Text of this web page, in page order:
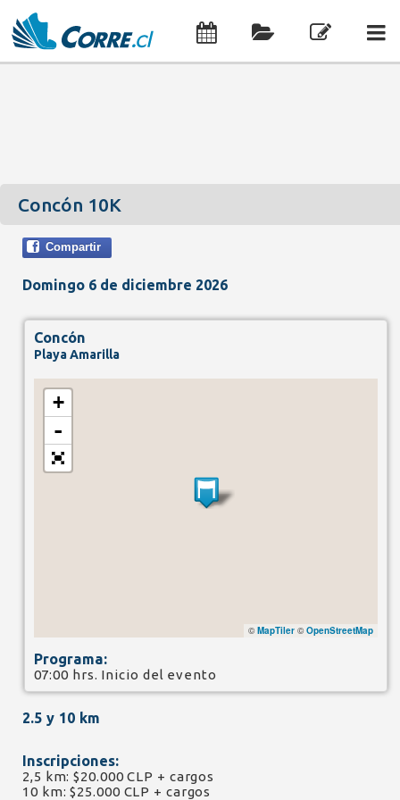
Concón 10K
Compartir
Domingo 6 de diciembre 2026
Concón
Playa Amarilla
+
-
© MapTiler© OpenStreetMap
Programa:
07:00 hrs. Inicio del evento
2.5 y 10 km
Inscripciones:
2,5 km: $20.000 CLP + cargos
10 km: $25.000 CLP + cargos